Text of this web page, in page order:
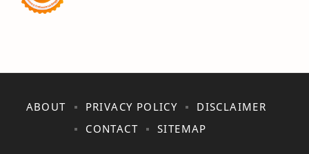
Allah Maha Besar Amarah
ABOUT PRIVACY POLICY
DISCLAIMER
CONTACT
SITEMAP